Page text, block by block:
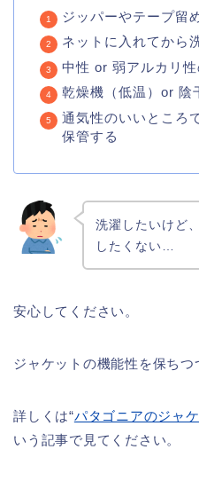
ジッパーやテープ留
ネットに入れてから
中性 or 弱アルカリ性
乾燥機（低温）or 陰
通気性のいいところ
保管する
洗濯したいけど
したくない…
安心してください。
ジャケットの機能性を保ちつ
詳しくは“パタゴニアのジャ
いう記事で見てください。